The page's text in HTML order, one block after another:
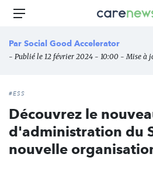
Aller
principal
Carenews,
des
Menu
Par Social Good Accelerator
- Publié le 12 février 2024 - 10:00 - Mise à
#ESS
Découvrez le
d'administration du
nouvelle